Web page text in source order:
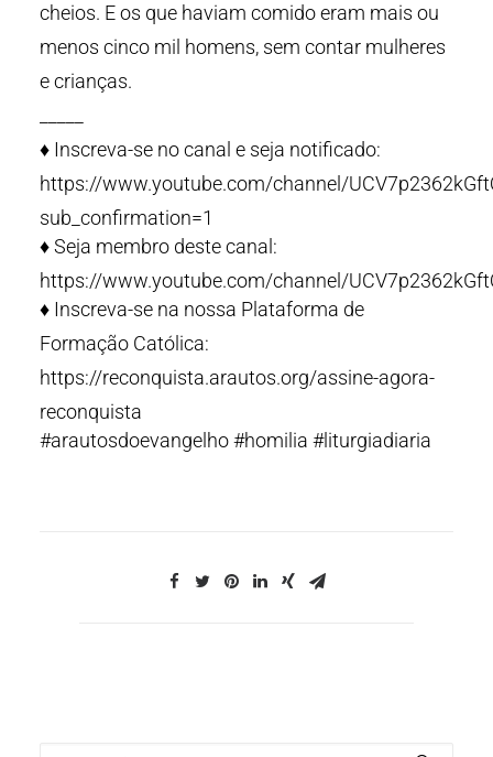
cheios. E os que haviam comido eram mais ou
menos cinco mil homens, sem contar mulheres
e crianças.
♦️ Inscreva-se no canal e seja notificado:
https://www.youtube.com/channel/
sub_confirmation=1
♦️ Seja membro deste canal:
https://www.youtube.com/channel/
♦️ Inscreva-se na nossa Plataforma de
Formação Católica:
https://reconquista.arautos.org/assine-agora-
reconquista
#arautosdoevangelho #homilia #liturgiadiaria